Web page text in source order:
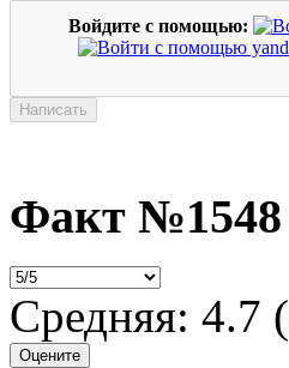
Войдите с помощью:
Факт №1548
Средняя: 4.7 (